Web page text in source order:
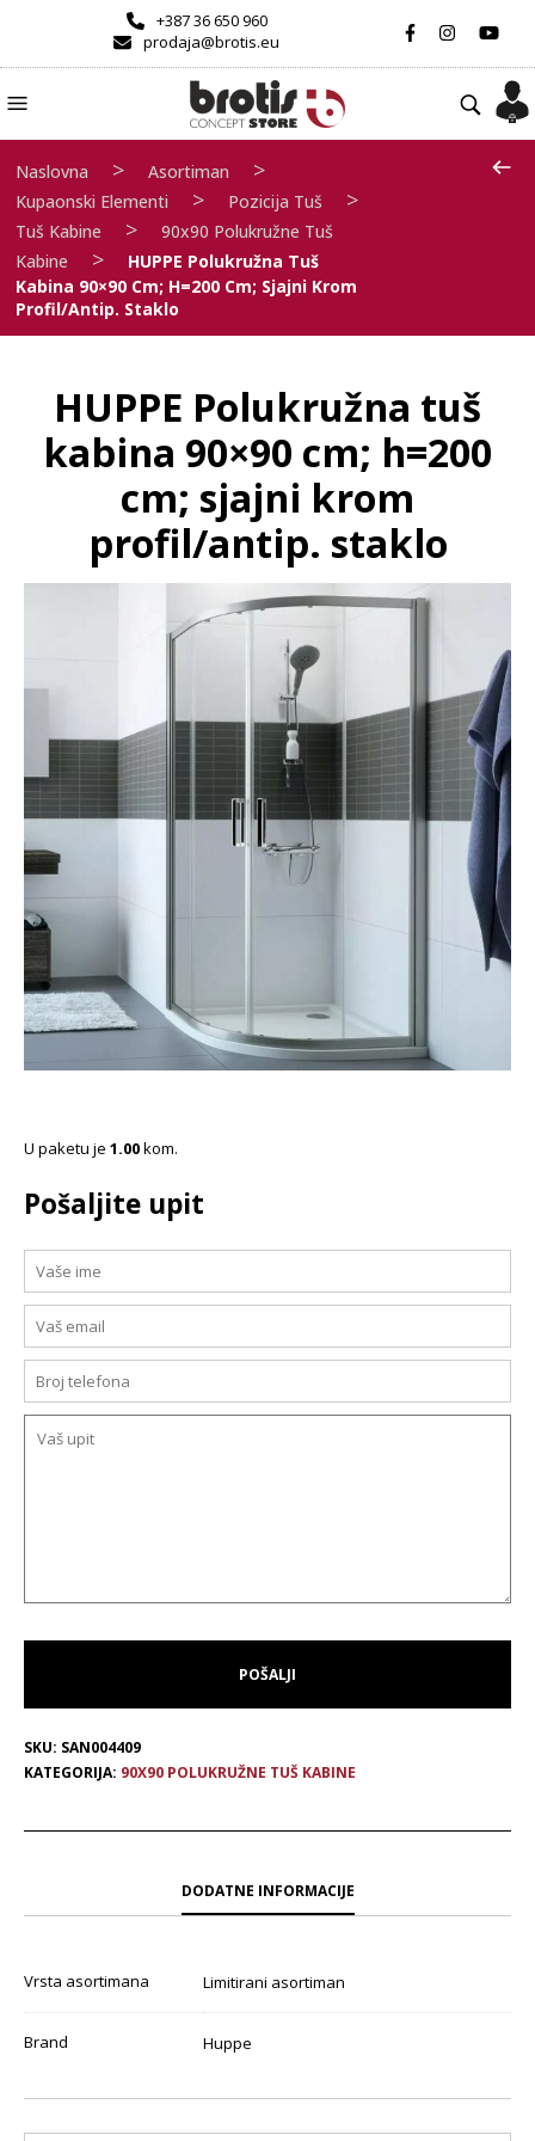
+387 36 650 960
prodaja@brotis.eu
Naslovna > Asortiman >
Kupaonski Elementi > Pozicija Tuš >
Tuš Kabine >
90x90 Polukružne Tuš
Kabine
>
HUPPE Polukružna Tuš
Kabina 90×90 Cm; H=200 Cm; Sjajni Krom
Profil/antip. Staklo
HUPPE Polukružna tuš
kabina 90×90 cm; h=200
cm; sjajni krom
profil/antip. staklo
U paketu je 1.00kom.
Pošaljite upit
SKU: SAN004409
KATEGORIJA: 90X90 POLUKRUŽNE TUŠ KABINE
DODATNE INFORMACIJE
Vrsta asortimana Limitirani asortiman
Brand Huppe